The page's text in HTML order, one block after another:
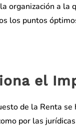
organización a la
los puntos
el
de la Renta
por las